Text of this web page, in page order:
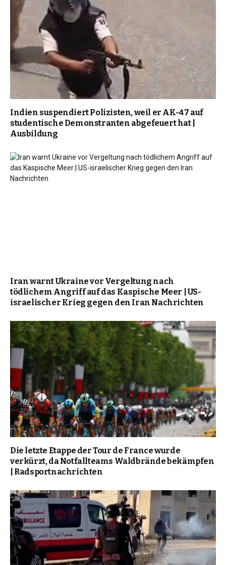
Indien suspendiert Polizisten, weil er AK-47 auf
studentische Demonstranten abgefeuert hat |
Ausbildung
Iran warnt Ukraine vor Vergeltung nach
tödlichem Angriff auf das Kaspische Meer | US-
israelischer Krieg gegen den Iran Nachrichten
Die letzte Etappe der Tour de France wurde
verkürzt, da Notfallteams Waldbrände bekämpfen
| Radsportnachrichten